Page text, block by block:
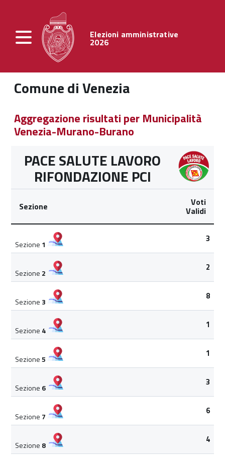
Elezioni amministrative
2026
Comune di Venezia
Aggregazione risultati per Municipalità
Venezia-Murano-Burano
PACE SALUTE LAVORO
RIFONDAZIONE PCI
Sezione Voti
Validi
Sezione 1
3
Sezione 2
2
Sezione 3
8
Sezione 4
1
Sezione5
1
Sezione 6
3
Sezione 7
6
Sezione 8
4